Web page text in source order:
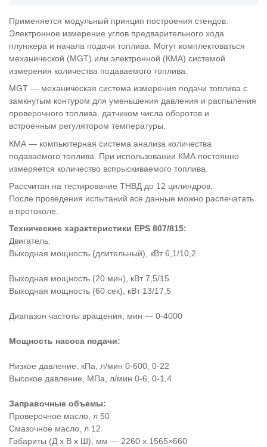
Применяется модульный принцип построения стендов.
Электронное измерение углов предварительного хода
плунжера и начала подачи топлива. Могут комплектоваться
механической (MGT) или электронной (КМА) системой
измерения количества подаваемого топлива.
MGT — механическая система измерения подачи топлива с
замкнутым контуром для уменьшения давления и распыления
проверочного топлива, датчиком числа оборотов и
встроенным регулятором температуры.
КМА — компьютерная система анализа количества
подаваемого топлива. При использовании КМА постоянно
измеряется количество вспрыскиваемого топлива.
Рассчитан на тестирование ТНВД до 12 цилиндров.
После проведения испытаний все данные можно распечатать
в протоколе.
Технические характеристики EPS 807/815:
Двигатель:
Выходная мощность (длительный), кВт 6,1/10,2
Выходная мощность (20 мин), кВт 7,5/15
Выходная мощность (60 сек), кВт 13/17,5
Диапазон частоты вращения, мин — 0-4000
Мощность насоса подачи:
Низкое давление, кПа, л/мин 0-600, 0-22
Высокое давление, МПа, л/мин 0-6, 0-1,4
Заправочные объемы:
Проверочное масло, л 50
Смазочное масло, л 12
Габариты (Д х В х Ш), мм — 2260 х 1565×660